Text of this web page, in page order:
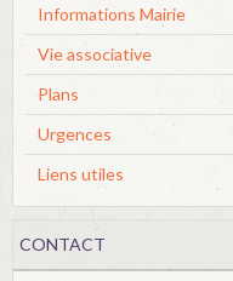
Informations Mairie
Vie associative
Plans
Urgences
Liens utiles
CONTACT